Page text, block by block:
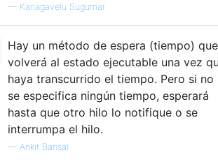
— Kanagavelu Sugumar
Hay un método de espera (tiempo) que
volverá al estado ejecutable una vez
haya transcurrido el tiempo. Pero si no
se especifica ningún tiempo, esperará
hasta que otro hilo lo notifique o se
interrumpa el hilo.
— Ankit Bansal